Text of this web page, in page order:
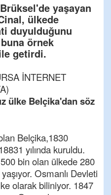
yaşayan
ülkede
duyulduğunu
örnek
getirdi.
İNTERNET
ülke Belçika'dan söz
Belçika,1830
yılında kuruldu.
bin olan ülkede 280
Osmanlı Devleti
olarak biliniyor. 1847